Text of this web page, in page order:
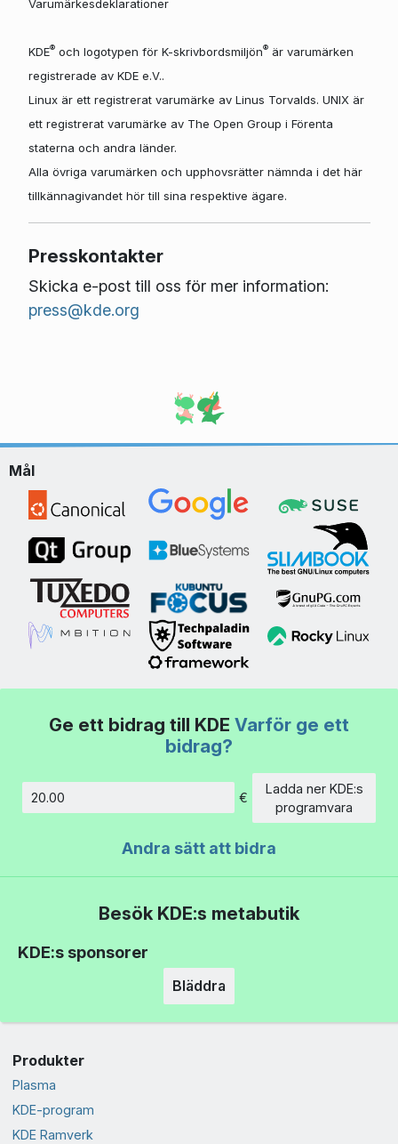
Varumärkesdeklarationer
KDE®och logotypen för K-skrivbordsmiljön®är varumärken
registrerade av KDE e.V..
Linux är ett registrerat varumärke av Linus Torvalds. UNIX är
ett registrerat varumärke av The Open Group i Förenta
staterna och andra länder.
Alla övriga varumärken och upphovsrätter nämnda i det här
tillkännagivandet hör till sina respektive ägare.
Presskontakter
Skicka e-post till oss för mer information:
press@kde.org
Mål
Ge ett bidrag till KDE Varför ge ett
bidrag?
€
Ladda ner KDE:s
programvara
Andra sätt att bidra
Besök KDE:s metabutik
KDE:s sponsorer
Bläddra
Produkter
Plasma
KDE-program
KDE Ramverk